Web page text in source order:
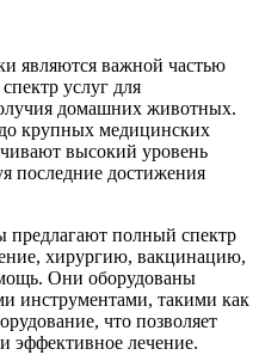
являются важной частью
услуг для
домашних животных.
крупных медицинских
высокий уровень
последние достижения
полный спектр
хирургию, вакцинацию,
Они оборудованы
инструментами, такими как
что позволяет
эффективное лечение.